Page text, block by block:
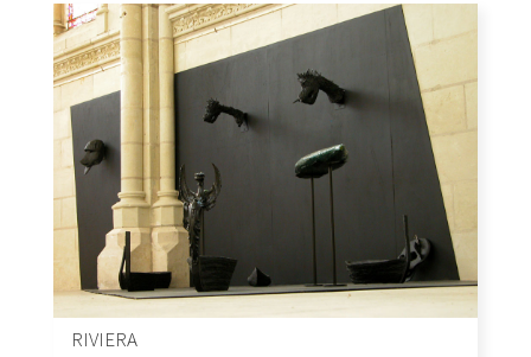
RIVIERA